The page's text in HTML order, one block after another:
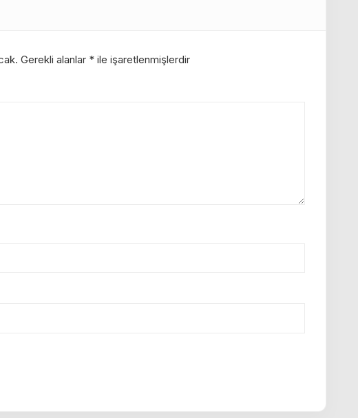
Gerekli alanlar * ile işaretlenmişlerdir